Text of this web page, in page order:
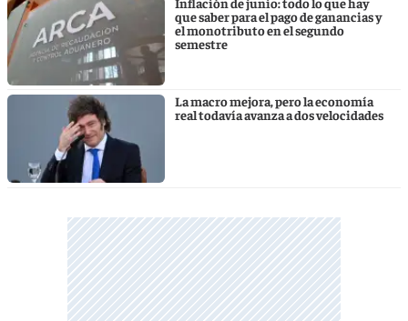
que saber para el pago de ganancias y
el monotributo en el segundo
semestre
La macro mejora, pero la economía
real todavía avanza a dos velocidades